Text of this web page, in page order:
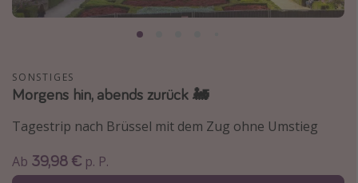
Normandie Urlaub
St. Lucia Urlaub
Kefalonia Urlaub
Krabi Urlaub
Sri Lanka Rundreise
SONSTIGES
Morgens hin, abends zurück 🚂
Tagestrip nach Brüssel mit dem Zug ohne Umstieg
Ab 39,98 € p. P.